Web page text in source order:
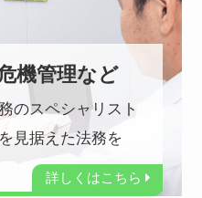
機管理など
のスペシャリスト
見据えた法務を
詳しくはこちら